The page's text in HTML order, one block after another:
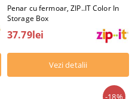
Penar cu fermoar, ZIP..IT Color In
Storage Box
37.79lei
Vezi detalii
-18%